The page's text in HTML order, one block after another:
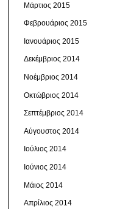
Μάρτιος 2015
Φεβρουάριος 2015
Ιανουάριος 2015
Δεκέμβριος 2014
Νοέμβριος 2014
Οκτώβριος 2014
Σεπτέμβριος 2014
Αύγουστος 2014
Ιούλιος 2014
Ιούνιος 2014
Μάιος 2014
Απρίλιος 2014